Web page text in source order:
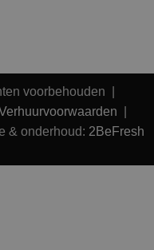
voorbehouden |
& onderhoud: 2BeFresh